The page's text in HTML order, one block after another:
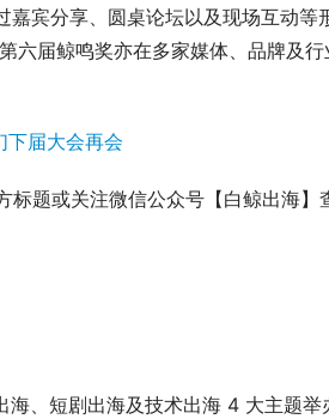
宾分享、圆桌论坛以及现场互动等
六届鲸鸣奖亦在多家媒体、品牌及行
题或关注微信公众号【白鲸出海】
、短剧出海及技术出海 4 大主题举